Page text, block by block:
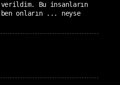
verildim. Bu insanların
ben onların ... neyse